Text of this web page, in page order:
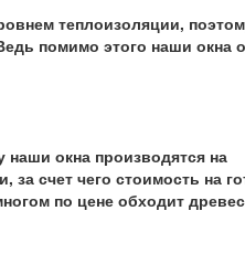
теплоизоляции,
помимо этого наши окна
наши окна производятся на
счет чего стоимость на
по цене обходит